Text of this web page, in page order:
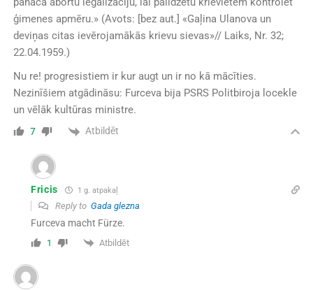
ģimenes apmēru.» (Avots: [bez aut.] «Gaļina Ulanova un
deviņas citas ievērojamākās krievu sievas»// Laiks, Nr. 32;
22.04.1959.)
Nu re! progresistiem ir kur augt un ir no kā mācīties.
Nezinīšiem atgādināsu: Furceva bija PSRS Politbiroja locekle
un vēlāk kultūras ministre.
7 Atbildēt
Fricis 1 g. atpakaļ
Reply to Gada glezna
Furceva macht Fürze.
1 Atbildēt